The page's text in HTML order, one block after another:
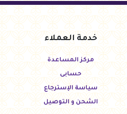
خدمة العملاء
مركز المساعدة
حسابى
سياسة الإسترجاع
الشحن و التوصيل